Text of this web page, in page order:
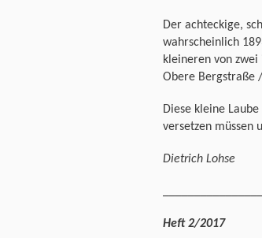
Der achteckige,
wahrscheinlich
kleineren von
Obere Bergstraße
Diese kleine
versetzen müssen
Dietrich Lohse
Heft 2/2017